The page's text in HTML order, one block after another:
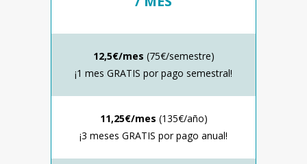
12,5€/mes (75€/semestre)
¡1 mes GRATIS por pago semestral!
11,25€/mes (135€/año)
¡3 meses GRATIS por pago anual!